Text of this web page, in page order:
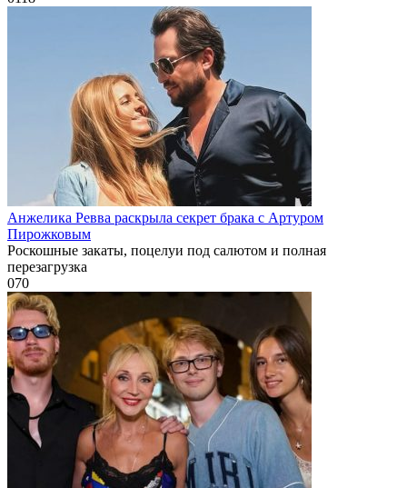
Анжелика Ревва раскрыла секрет брака с Артуром
Пирожковым
Роскошные закаты, поцелуи под салютом и полная
перезагрузка
070